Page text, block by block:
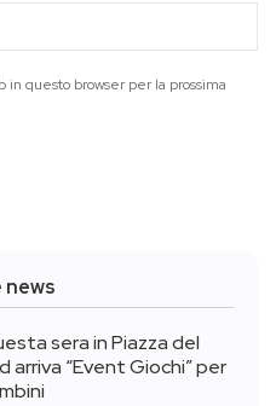
questo browser per la prossima
sera in Piazza del
arriva “Event Giochi” per